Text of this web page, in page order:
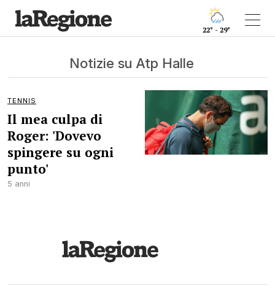
22° - 29°
Notizie su Atp Halle
TENNIS
Il mea culpa di
Roger: 'Dovevo
spingere su ogni
punto'
5 anni